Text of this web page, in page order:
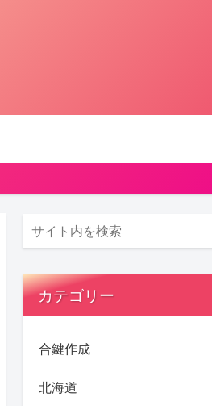
カテゴリー
合鍵作成
北海道